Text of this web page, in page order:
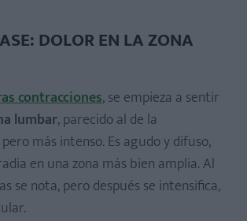
DOLOR EN LA ZONA
contracciones, se empieza a sentir
lumbar, parecido al de la
más intenso. Es agudo y difuso,
en una zona más bien amplia. Al
se nota, pero después se intensifica,